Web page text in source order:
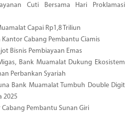
Cuti Bersama Hari Proklamasi
Capai Rp1,8 Triliun
Kantor Cabang Pembantu Ciamis
Bisnis Pembiayaan Emas
Bank Muamalat Dukung Ekosistem
Perbankan Syariah
Bank Muamalat Tumbuh Double Digit
2025
Pembantu Sunan Giri